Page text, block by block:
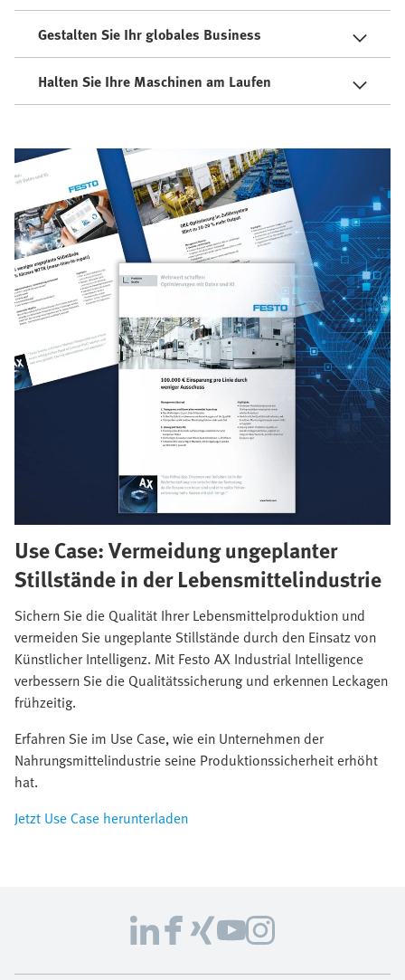
Gestalten Sie Ihr globales Business
Halten Sie Ihre Maschinen am Laufen
Use Case: Vermeidung ungeplanter
Stillstände in der Lebensmittelindustrie
Sichern Sie die Qualität Ihrer Lebensmittelproduktion und
vermeiden Sie ungeplante Stillstände durch den Einsatz von
Künstlicher Intelligenz. Mit Festo AX Industrial Intelligence
verbessern Sie die Qualitätssicherung und erkennen Leckagen
frühzeitig.
Erfahren Sie im Use Case, wie ein Unternehmen der
Nahrungsmittelindustrie seine Produktionssicherheit erhöht
hat.
Jetzt Use Case herunterladen